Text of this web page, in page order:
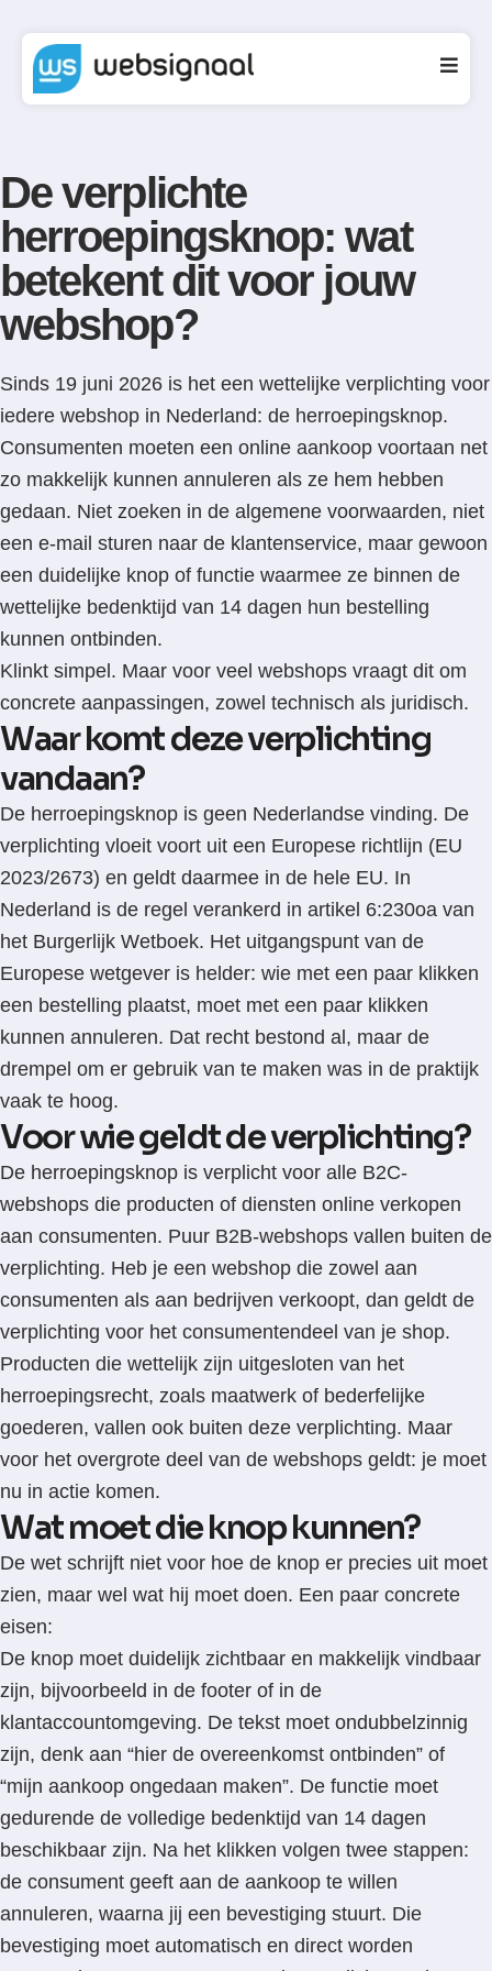
De verplichte
herroepingsknop: wat
betekent dit voor jouw
webshop?
Sinds 19 juni 2026 is het een wettelijke verplichting voor
iedere webshop in Nederland: de herroepingsknop.
Consumenten moeten een online aankoop voortaan net
zo makkelijk kunnen annuleren als ze hem hebben
gedaan. Niet zoeken in de algemene voorwaarden, niet
een e-mail sturen naar de klantenservice, maar gewoon
een duidelijke knop of functie waarmee ze binnen de
wettelijke bedenktijd van 14 dagen hun bestelling
kunnen ontbinden.
Klinkt simpel. Maar voor veel webshops vraagt dit om
concrete aanpassingen, zowel technisch als juridisch.
Waar komt deze verplichting
vandaan?
De herroepingsknop is geen Nederlandse vinding. De
verplichting vloeit voort uit een Europese richtlijn (EU
2023/2673) en geldt daarmee in de hele EU. In
Nederland is de regel verankerd in artikel 6:230oa van
het Burgerlijk Wetboek. Het uitgangspunt van de
Europese wetgever is helder: wie met een paar klikken
een bestelling plaatst, moet met een paar klikken
kunnen annuleren. Dat recht bestond al, maar de
drempel om er gebruik van te maken was in de praktijk
vaak te hoog.
Voor wie geldt de verplichting?
De herroepingsknop is verplicht voor alle B2C-
webshops die producten of diensten online verkopen
aan consumenten. Puur B2B-webshops vallen buiten de
verplichting. Heb je een webshop die zowel aan
consumenten als aan bedrijven verkoopt, dan geldt de
verplichting voor het consumentendeel van je shop.
Producten die wettelijk zijn uitgesloten van het
herroepingsrecht, zoals maatwerk of bederfelijke
goederen, vallen ook buiten deze verplichting. Maar
voor het overgrote deel van de webshops geldt: je moet
nu in actie komen.
Wat moet die knop kunnen?
De wet schrijft niet voor hoe de knop er precies uit moet
zien, maar wel wat hij moet doen. Een paar concrete
eisen:
De knop moet duidelijk zichtbaar en makkelijk vindbaar
zijn, bijvoorbeeld in de footer of in de
klantaccountomgeving. De tekst moet ondubbelzinnig
zijn, denk aan “hier de overeenkomst ontbinden” of
“mijn aankoop ongedaan maken”. De functie moet
gedurende de volledige bedenktijd van 14 dagen
beschikbaar zijn. Na het klikken volgen twee stappen:
de consument geeft aan de aankoop te willen
annuleren, waarna jij een bevestiging stuurt. Die
bevestiging moet automatisch en direct worden